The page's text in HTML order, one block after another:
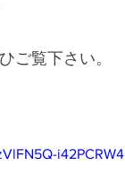
ご覧下さい。
i42PCRW4